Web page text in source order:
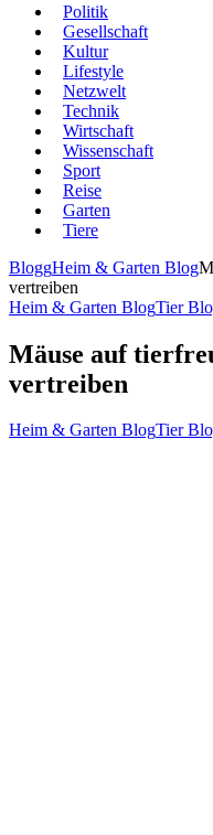
Politik
Gesellschaft
Kultur
Lifestyle
Netzwelt
Technik
Wirtschaft
Wissenschaft
Sport
Reise
Garten
Tiere
BloggHeim & Garten Blog
vertreiben
Heim & Garten BlogTier
Mäuse auf
vertreiben
Heim & Garten BlogTier